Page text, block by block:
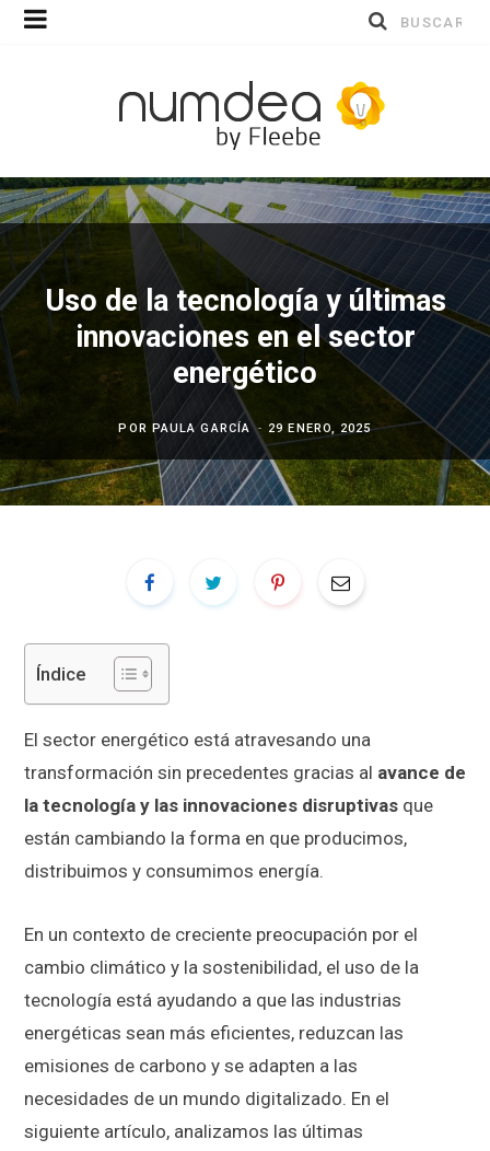
Buscar
Uso de la tecnología y últimas
innovaciones en el sector
energético
POR PAULA GARCÍA 29 ENERO, 2025
Índice
El sector energético está atravesando una
transformación sin precedentes gracias al avance de
la tecnología y las innovaciones disruptivas que
están cambiando la forma en que producimos,
distribuimos y consumimos energía.
En un contexto de creciente preocupación por el
cambio climático y la sostenibilidad, el uso de la
tecnología está ayudando a que las industrias
energéticas sean más eficientes, reduzcan las
emisiones de carbono y se adapten a las
necesidades de un mundo digitalizado. En el
siguiente artículo, analizamos las últimas